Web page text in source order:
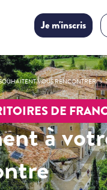
Je m'inscris
VOUS RENCONTRER
DE
à